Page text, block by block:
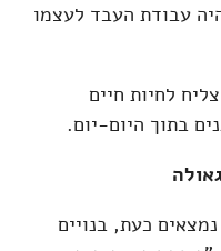
עבודת העבד לעצמו
לחיות חיים
בתוך היום-יום.
כעת, בנויים